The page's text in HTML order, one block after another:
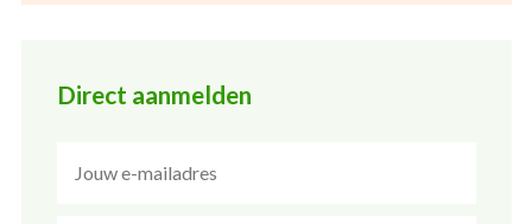
Direct aanmelden